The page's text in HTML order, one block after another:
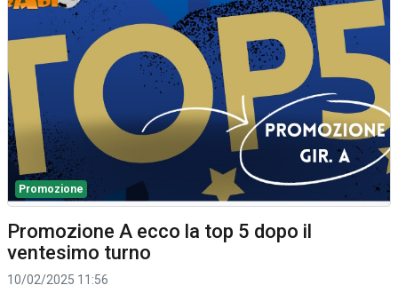
Promozione
Promozione A ecco la top 5 dopo il
ventesimo turno
10/02/2025 11:56